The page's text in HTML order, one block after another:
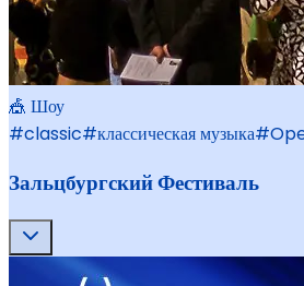
🎪 Шоу
#classic#классическая музыка#
Зальцбургский Фестиваль